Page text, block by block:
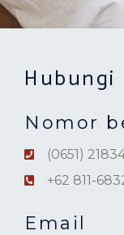
Hubungi
Nomor
(0651)
+62 811-
Email